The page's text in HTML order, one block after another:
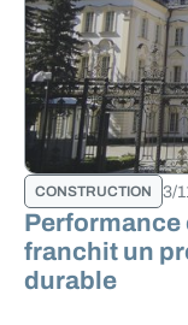
CONSTRUCTION 3/
Performance
franchit un
durable